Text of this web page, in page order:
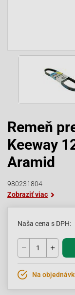
Remeň
Keeway
Aramid
980231804
Zobraziť viac
Naša cena s DPH:
Na